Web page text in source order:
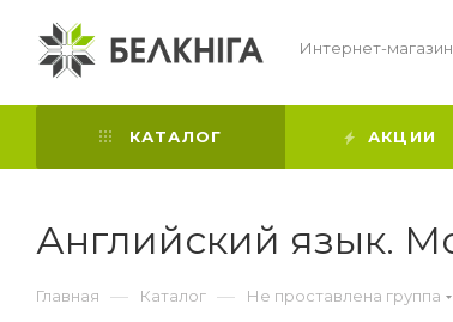
Интернет-магазин
КАТАЛОГ АКЦИИ
Английский язык.
Главная — Каталог — Не проставлена группа